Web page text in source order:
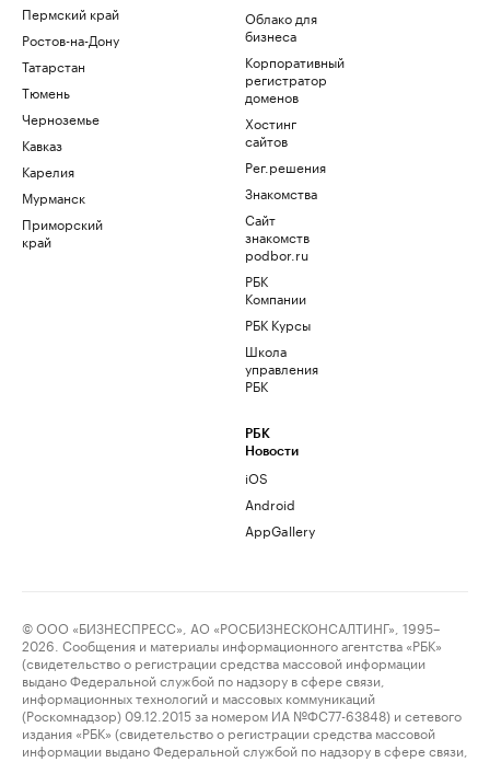
Пермский край
Ростов-на-Дону
Татарстан
Тюмень
Черноземье
Кавказ
Карелия
Мурманск
Приморский
край
Облако для
бизнеса
Корпоративный
регистратор
доменов
Хостинг
сайтов
Рег.решения
Знакомства
Сайт
знакомств
podbor.ru
РБК
Компании
РБК Курсы
Школа
управления
РБК
РБК
Новости
iOS
Android
AppGallery
© ООО «БИЗНЕСПРЕСС», АО «РОСБИЗНЕСКОНСАЛТИНГ», 1995–
2026. Сообщения и материалы информационного агентства «РБК»
(свидетельство о регистрации средства массовой информации
выдано Федеральной службой по надзору в сфере связи,
информационных технологий и массовых коммуникаций
(Роскомнадзор) 09.12.2015 за номером ИА №ФС77-63848) и сетевого
издания «РБК» (свидетельство о регистрации средства массовой
информации выдано Федеральной службой по надзору в сфере связи,